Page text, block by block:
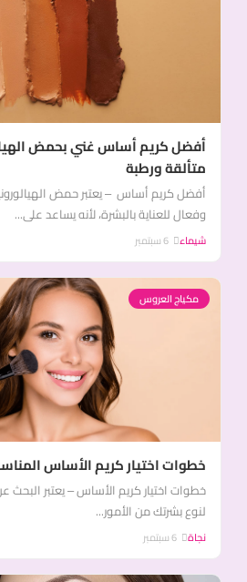
أفضل كريم أساس غني بحمض
متألقة ورطبة
أفضل كريم أساس – يعتبر حمض
وفعال للعناية بالبشرة، لأنه يساعد على...
شيماء
مكياج العروس
خطوات اختيار كريم الأساس
خطوات اختيار كريم الأساس – يعتبر البحث
لنوع بشرتك من الأمور...
نجاة